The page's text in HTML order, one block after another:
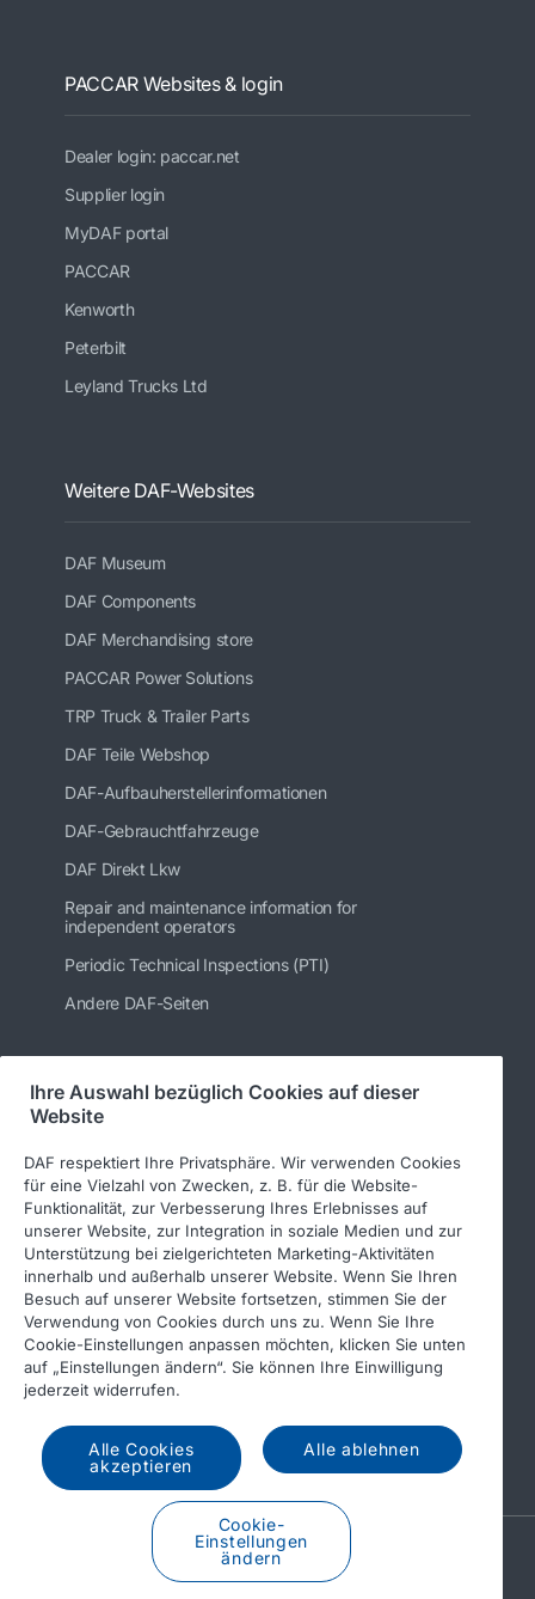
PACCAR Websites & login
Dealer login: paccar.net
Supplier login
MyDAF portal
PACCAR
Kenworth
Peterbilt
Leyland Trucks Ltd
Weitere DAF-Websites
DAF Museum
DAF Components
DAF Merchandising store
PACCAR Power Solutions
TRP Truck & Trailer Parts
DAF Teile Webshop
DAF-Aufbauherstellerinformationen
DAF-Gebrauchtfahrzeuge
DAF Direkt Lkw
Repair and maintenance information for
independent operators
Periodic Technical Inspections (PTI)
Andere DAF-Seiten
Folgen Sie uns
© 2026 DAF
Rechtlicher Hinweis
Datenschutzerklärung
DAF und Cookies
Income Tax Report
A PACCAR COMPANY
DRIVEN BY QUALITY
Ihre Auswahl bezüglich Cookies auf dieser
Website
DAF respektiert Ihre Privatsphäre. Wir verwenden Cookies
für eine Vielzahl von Zwecken, z. B. für die Website-
Funktionalität, zur Verbesserung Ihres Erlebnisses auf
unserer Website, zur Integration in soziale Medien und zur
Unterstützung bei zielgerichteten Marketing-Aktivitäten
innerhalb und außerhalb unserer Website. Wenn Sie Ihren
Besuch auf unserer Website fortsetzen, stimmen Sie der
Verwendung von Cookies durch uns zu. Wenn Sie Ihre
Cookie-Einstellungen anpassen möchten, klicken Sie unten
auf „Einstellungen ändern“. Sie können Ihre Einwilligung
jederzeit widerrufen.
Alle Cookies
akzeptieren
Alle ablehnen
Cookie-
Einstellungen
ändern